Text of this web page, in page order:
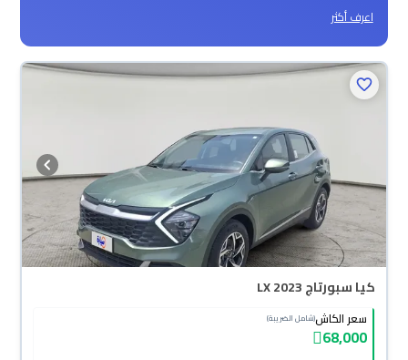
اعرف أكثر
كيا سبورتاج LX 2023
سعر الكاش(شامل الضريبة)
68,000